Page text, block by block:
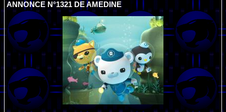
ANNONCE N°1321 DE AMEDINE